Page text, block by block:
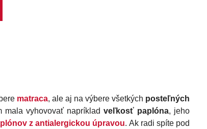
matraca, ale aj na výbere všetkých posteľných
mala vyhovovať napríkladveľkosť paplóna, jeho
z antialergickou úpravou. Ak radi spíte pod